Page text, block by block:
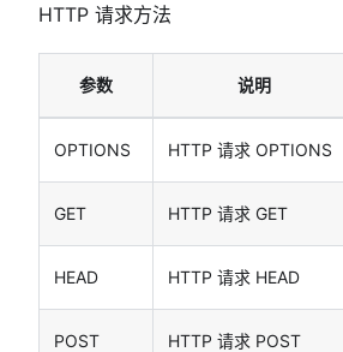
HTTP 请求方法
参数 说明
OPTIONS HTTP 请求 OPTIONS
GET HTTP 请求 GET
HEAD HTTP 请求 HEAD
POST HTTP 请求 POST